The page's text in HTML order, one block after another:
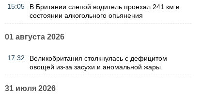
15:05
В Британии слепой водитель проехал 241 км в
состоянии алкогольного опьянения
01 августа 2026
17:32
Великобритания столкнулась с дефицитом
овощей из-за засухи и аномальной жары
31 июля 2026